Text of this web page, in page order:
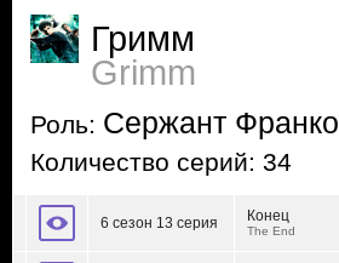
Гримм
Grimm
Роль: Сержант Франко
Количество серий: 34
6 сезон 13 серия Конец
The End